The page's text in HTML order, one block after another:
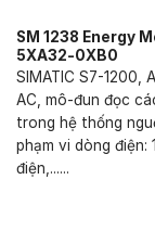
SM 1238 Energy
5XA32-0XB0
SIMATIC S7-1200,
AC, mô-đun đọc
trong hệ thống
phạm vi dòng điện:
điện,......